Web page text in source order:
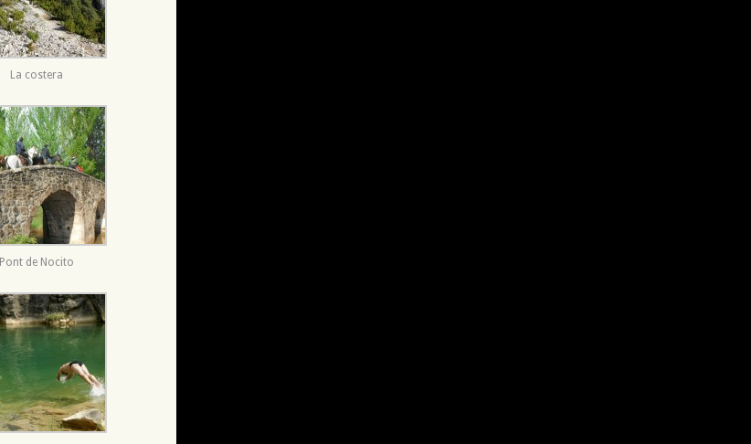
La costera
Pont de Nocito